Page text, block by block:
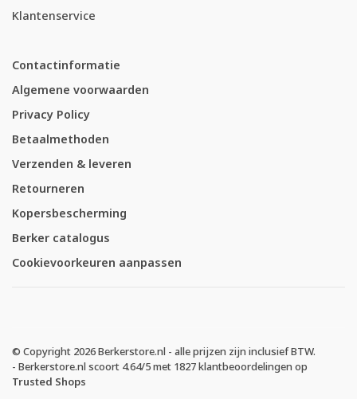
Klantenservice
Contactinformatie
Algemene voorwaarden
Privacy Policy
Betaalmethoden
Verzenden & leveren
Retourneren
Kopersbescherming
Berker catalogus
Cookievoorkeuren aanpassen
© Copyright 2026 Berkerstore.nl - alle prijzen zijn inclusief BTW.
- Berkerstore.nl scoort 4.64/5met 1827klantbeoordelingen op
Trusted Shops